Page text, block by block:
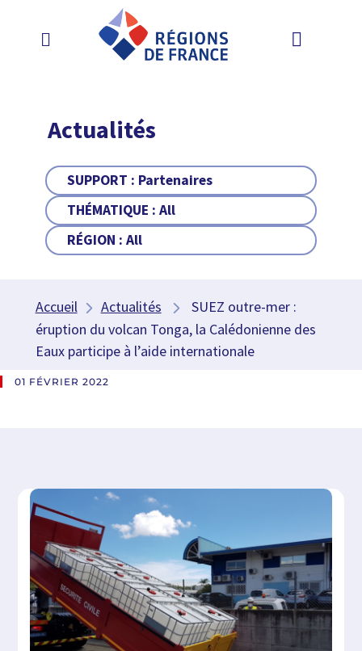
Actualités
SUPPORT : Partenaires
THÉMATIQUE :All
RÉGION :All
Accueil Actualités
SUEZ outre-mer :
éruption du volcan Tonga, la Calédonienne des
Eaux participe à l’aide internationale
01 FÉVRIER 2022